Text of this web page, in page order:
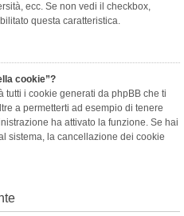
ecc. Se non vedi il checkbox,
questa caratteristica.
cookie”?
tutti i cookie generati da phpBB che ti
a permetterti ad esempio di tenere
ha attivato la funzione. Se hai
sistema, la cancellazione dei cookie